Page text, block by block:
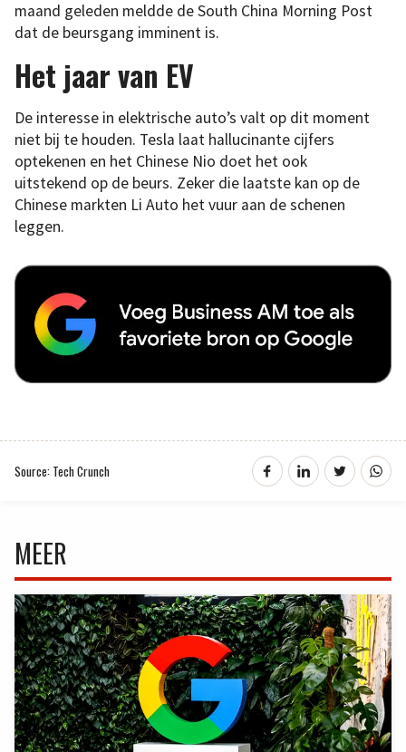
maand geleden meldde de South China Morning Post
dat de beursgang imminent is.
Het jaar van EV
De interesse in elektrische auto’s valt op dit moment
niet bij te houden. Tesla laat hallucinante cijfers
optekenen en het Chinese Nio doet het ook
uitstekend op de beurs. Zeker die laatste kan op de
Chinese markten Li Auto het vuur aan de schenen
leggen.
Source: Tech Crunch
MEER